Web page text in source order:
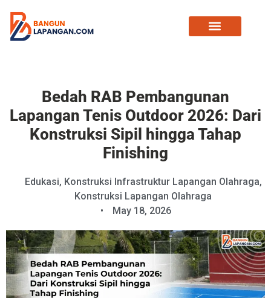
Bedah RAB Pembangunan
Lapangan Tenis Outdoor 2026: Dari
Konstruksi Sipil hingga Tahap
Finishing
Edukasi, Konstruksi Infrastruktur Lapangan Olahraga,
Konstruksi Lapangan Olahraga
•
May 18, 2026